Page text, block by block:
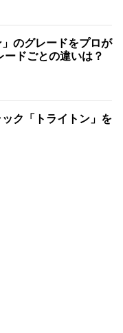
のグレードをプロが
ドごとの違いは？
ク「トライトン」を